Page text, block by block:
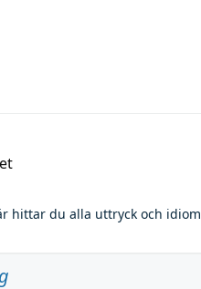
hittar du alla uttryck och idiom